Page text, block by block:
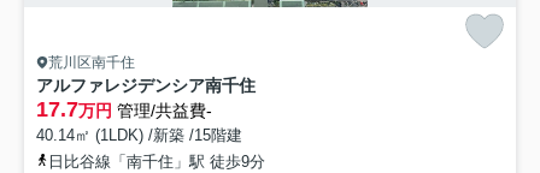
荒川区南千住
アルファレジデンシア南千住
17.7万円 管理/共益費-
40.14㎡ (1LDK) /新築 /15階建
日比谷線「南千住」駅 徒歩9分